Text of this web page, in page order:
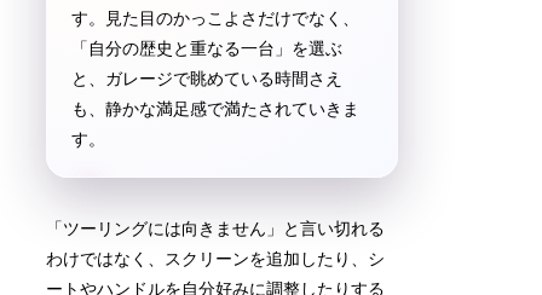
す。見た目のかっこよさだけでなく、
「自分の歴史と重なる一台」を選ぶ
と、ガレージで眺めている時間さえ
も、静かな満足感で満たされていきま
す。
「ツーリングには向きません」と言い切れる
わけではなく、スクリーンを追加したり、シ
ートやハンドルを自分好みに調整したりする